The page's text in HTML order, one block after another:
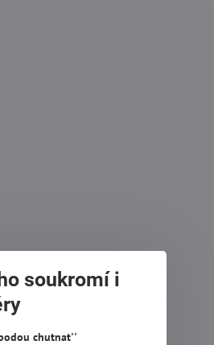
soukromí i
chutnat''